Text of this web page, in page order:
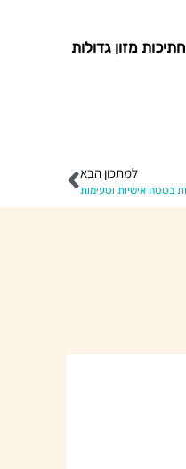
מזון גדולות
למתכון הבא
בטטה אישיות וטעימות